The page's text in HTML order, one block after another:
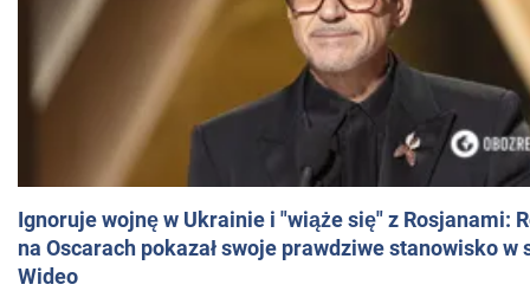
Ignoruje wojnę w Ukrainie i "wiąże się" z Rosjanami:
na Oscarach pokazał swoje prawdziwe stanowisko w
Wideo